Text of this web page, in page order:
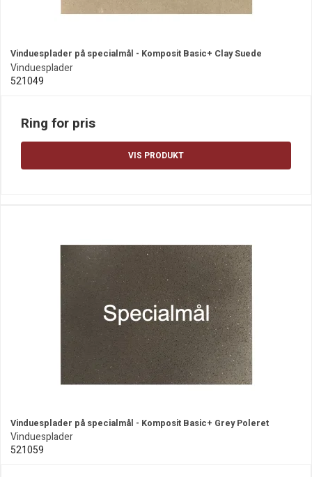
Vinduesplader på specialmål - Komposit Basic+ Clay Suede
Vinduesplader
521049
Ring for pris
VIS PRODUKT
Vinduesplader på specialmål - Komposit Basic+ Grey Poleret
Vinduesplader
521059